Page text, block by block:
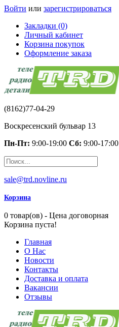
Войти или зарегистрироваться
Закладки (0)
Личный кабинет
Корзина покупок
Оформление заказа
(8162)77-04-29
Воскресенский бульвар 13
Пн-Пт: 9:00-19:00 Сб: 9:00-17:00
sale@trd.novline.ru
Корзина
0 товар(ов) - Цена договорная
Корзина пуста!
Главная
О Нас
Новости
Контакты
Доставка и оплата
Вакансии
Отзывы